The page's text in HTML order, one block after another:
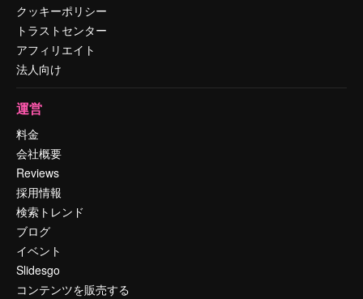
クッキーポリシー
トラストセンター
アフィリエイト
法人向け
運営
料金
会社概要
Reviews
採用情報
検索トレンド
ブログ
イベント
Slidesgo
コンテンツを販売する